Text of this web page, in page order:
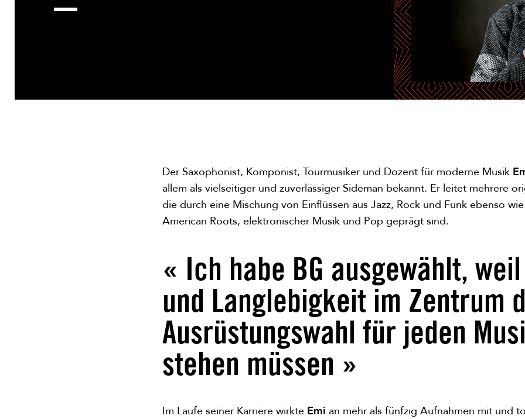
Der Saxophonist, Komponist, Tourmusiker und Dozent für moderne Musik
allem als vielseitiger und zuverlässiger Sideman bekannt. Er leitet mehrere
die durch eine Mischung von Einflüssen aus Jazz, Rock und Funk ebenso
American Roots, elektronischer Musik und Pop geprägt sind.
« Ich habe BG ausgewählt,
und Langlebigkeit im Zentrum
Ausrüstungswahl für jeden
stehen müssen »
Im Laufe seiner Karriere wirkte Emi an mehr als fünfzig Aufnahmen mit und